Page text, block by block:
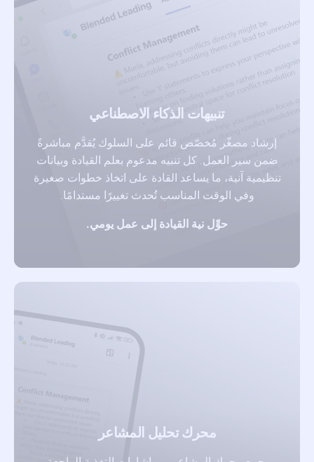
تنبيهات الذكاء الاصطناعي
إرشاد مصغّر مُخصّص قائم على السلوك يُقدَّم مباشرةً
ضمن سير العمل. كل تنبيه مدعوم بعلم القيادة وبيانات
تنظيمية آنية، ما يساعد القادة على اتخاذ خطوات صغيرة
وفي الوقت المناسب تُحدث تغييرًا مستدامًا.
حوِّل نية القيادة إلى عمل يومي.
محرك تحليل المشاعر